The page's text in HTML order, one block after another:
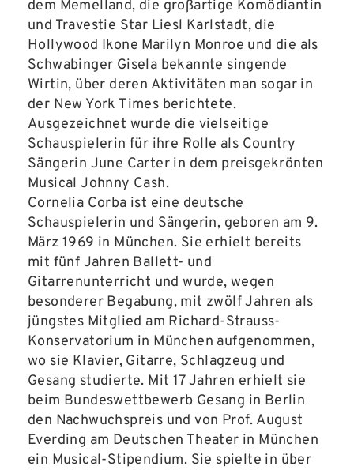
dem Memelland, die großartige Komödiantin
und Travestie Star Liesl Karlstadt, die
Hollywood Ikone Marilyn Monroe und die als
Schwabinger Gisela bekannte singende
Wirtin, über deren Aktivitäten man sogar in
der New York Times berichtete.
Ausgezeichnet wurde die vielseitige
Schauspielerin für ihre Rolle als Country
Sängerin June Carter in dem preisgekrönten
Musical Johnny Cash.
Cornelia Corba ist eine deutsche
Schauspielerin und Sängerin, geboren am 9.
März 1969 in München. Sie erhielt bereits
mit fünf Jahren Ballett- und
Gitarrenunterricht und wurde, wegen
besonderer Begabung, mit zwölf Jahren als
jüngstes Mitglied am Richard-Strauss-
Konservatorium in München aufgenommen,
wo sie Klavier, Gitarre, Schlagzeug und
Gesang studierte. Mit 17 Jahren erhielt sie
beim Bundeswettbewerb Gesang in Berlin
den Nachwuchspreis und von Prof. August
Everding am Deutschen Theater in München
ein Musical-Stipendium. Sie spielte in über